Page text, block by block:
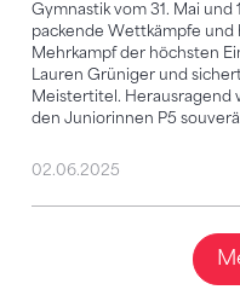
Gymnastik vom 31. Mai und
packende Wettkämpfe
Mehrkampf der höchsten
Lauren Grüniger und
Meistertitel. Herausragend
den Juniorinnen P5
02.06.2025